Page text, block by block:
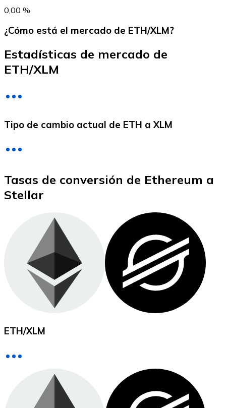
XRP
XRP
Ver todo
Transferencia SEPA
Añade fondos a tu cuenta Bitnovo o realiza compras
0,00 %
¿Cómo está el mercado de ETH/XLM?
Estadísticas de mercado de
ETH/XLM
Tipo de cambio actual de ETH a XLM
Tasas de conversión de Ethereum a
Stellar
ETH/XLM